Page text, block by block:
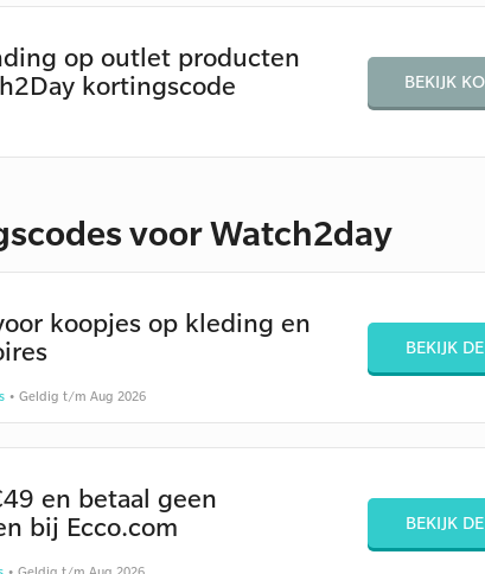
op outlet producten
kortingscode
BEKIJK
voor Watch2day
koopjes op kleding en
• Geldig t/m Aug 2026
BEKIJK
en betaal geen
bij Ecco.com
BEKIJK